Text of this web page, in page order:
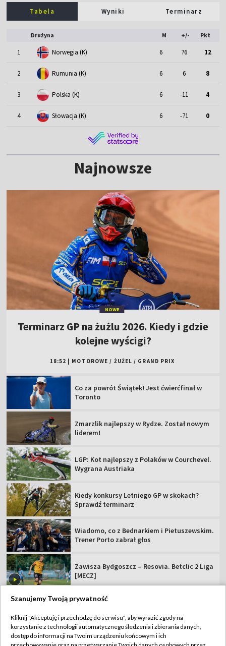
Tabela Wyniki Terminarz
Drużyna M +/- Pkt
1 Norwegia (K) 6 76 12
2 Rumunia (K) 6 6 8
3 Polska (K) 6 -11 4
4 Słowacja (K) 6 -71 0
Najnowsze
NOWE
Terminarz GP na żużlu 2026. Kiedy i gdzie
kolejne wyścigi?
18:52 MOTOROWE / ŻUŻEL / GRAND PRIX
Co za powrót Świątek! Jest ćwierćfinał w
Toronto
Zmarzlik najlepszy w Rydze. Został nowym
liderem!
LGP: Kot najlepszy z Polaków w Courchevel.
Wygrana Austriaka
Kiedy konkursy Letniego GP w skokach?
Sprawdź terminarz
Wiadomo, co z Bednarkiem i Pietuszewskim.
Trener Porto zabrał głos
Zawisza Bydgoszcz – Resovia. Betclic 2 Liga
[MECZ]
TVP
Szanujemy Twoją prywatność
Kliknij "Akceptuję i przechodzę do serwisu", aby wyrazić zgody na
korzystanie z technologii automatycznego śledzenia i zbierania danych,
dostęp do informacji na Twoim urządzeniu końcowym i ich